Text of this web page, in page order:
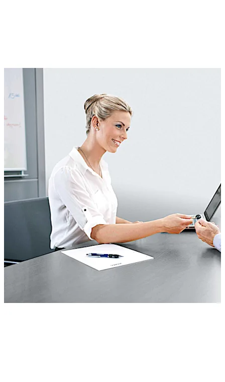
modülümüzü kullanarak kimlik kartlarının yanı sıra
mekanik anahtarları yönetmenizi sağlar. Net bir genel
bakış sağlar ve kimin hangi kapıya anahtar ve / veya
kart taşıdığını izleyebilirsiniz.